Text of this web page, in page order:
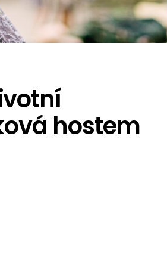
hostem